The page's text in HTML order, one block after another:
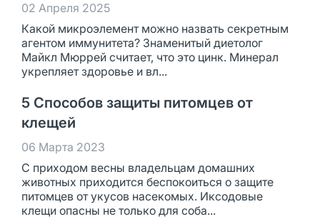
02 Апреля 2025
Какой микроэлемент можно назвать секретным
агентом иммунитета? Знаменитый диетолог
Майкл Мюррей считает, что это цинк. Минерал
укрепляет здоровье и вл...
5 Способов защиты питомцев от
клещей
06 Марта 2023
С приходом весны владельцам домашних
животных приходится беспокоиться о защите
питомцев от укусов насекомых. Иксодовые
клещи опасны не только для соба...